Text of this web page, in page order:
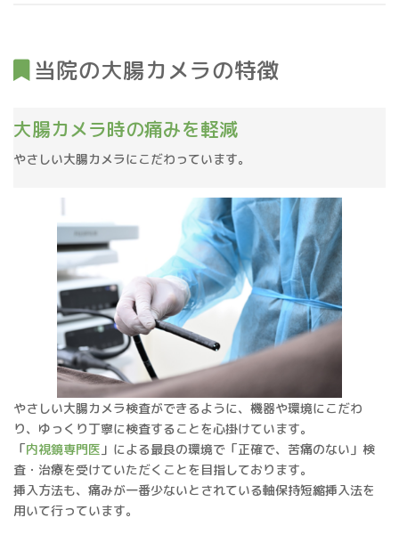
当院の大腸カメラの特徴
大腸カメラ時の痛みを軽減
やさしい大腸カメラにこだわっています。
やさしい大腸カメラ検査ができるように、機器や環境にこだわ
り、ゆっくり丁寧に検査することを心掛けています。
「内視鏡専門医 」による最良の環境で「正確で、苦痛のない」検
査・治療を受けていただくことを目指しております。
挿入方法も、痛みが一番少ないとされている軸保持短縮挿入法を
用いて行っています。